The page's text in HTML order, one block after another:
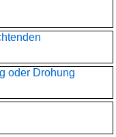
oder Drohung